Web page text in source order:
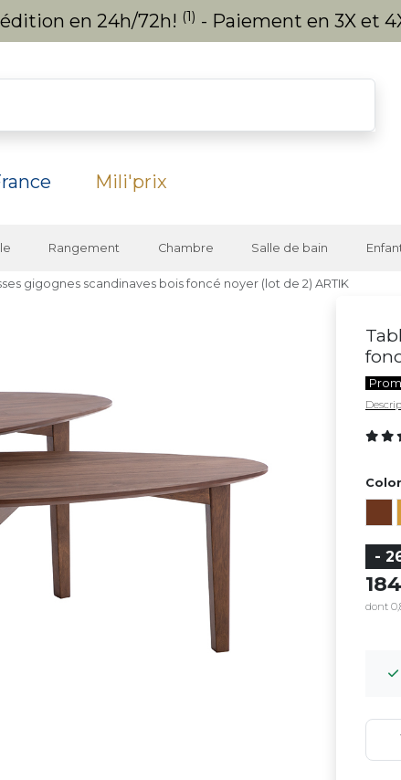
en 24h/72h! (1) - Paiement en 3X et
Mili'prix
Rangement Chambre Salle de bain
gigognes scandinaves bois foncé noyer (lot de 2) ARTIK
-
dont